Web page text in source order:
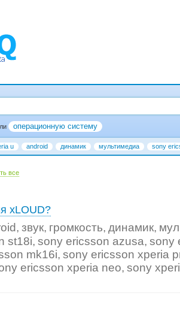
операционную систему
u android динамик мультимедиа sony
все
xLOUD?
звук громкость динамик
st18i sony ericsson azusa sony
mk16i sony ericsson xperia
ericsson xperia neo sony